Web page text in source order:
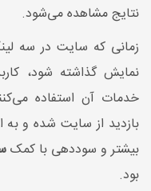
نتایج مشاهده می‌شود.
زمانی که سایت در سه
نمایش گذاشته شود،
خدمات آن استفاده
بازدید از سایت شده و
بیشتر و سوددهی با کمک
بود.